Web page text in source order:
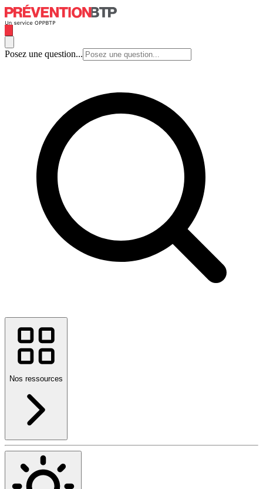
Posez une question...
Nos ressources